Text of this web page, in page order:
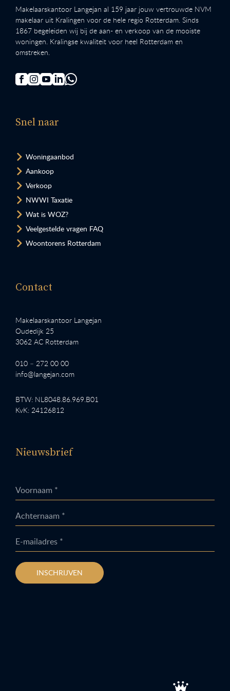
Makelaarskantoor Langejan al 159 jaar jouw vertrouwde NVM
makelaar uit Kralingen voor de hele regio Rotterdam. Sinds
1867 begeleiden wij bij de aan- en verkoop van de mooiste
woningen. Kralingse kwaliteit voor heel Rotterdam en
omstreken.
Snel naar
Woningaanbod
Aankoop
Verkoop
NWWI Taxatie
Wat is WOZ?
Veelgestelde vragen FAQ
Woontorens Rotterdam
Contact
Makelaarskantoor Langejan
Oudedijk 25
3062 AC Rotterdam
010 – 272 00 00
info@langejan.com
BTW: NL8048.86.969.B01
KvK: 24126812
Nieuwsbrief
Voornaam *
Achternaam *
E-mailadres *
INSCHRIJVEN